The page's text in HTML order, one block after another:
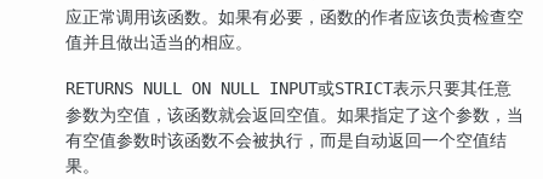
应正常调用该函数。如果有必要，函数的作者应该负责检查空
值并且做出适当的相应。
RETURNS NULL ON NULL INPUT或STRICT表示只要其任意
参数为空值，该函数就会返回空值。如果指定了这个参数，当
有空值参数时该函数不会被执行，而是自动返回一个空值结
果。